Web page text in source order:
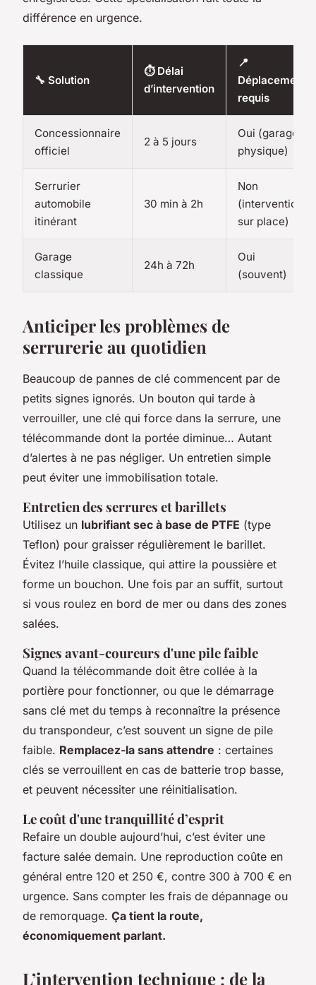
différence en urgence.
🔧 Solution
⏱️ Délai
d’intervention
📍
Déplacement
requis
Concessionnaire
officiel
2 à 5 jours
Oui (garage
physique)
Serrurier
automobile
itinérant
30 min à 2h
Non
(intervention
sur place)
Garage
classique
24h à 72h
Oui
(souvent)
Anticiper les problèmes de
serrurerie au quotidien
Beaucoup de pannes de clé commencent par de
petits signes ignorés. Un bouton qui tarde à
verrouiller, une clé qui force dans la serrure, une
télécommande dont la portée diminue… Autant
d’alertes à ne pas négliger. Un entretien simple
peut éviter une immobilisation totale.
Entretien des serrures et barillets
Utilisez un lubrifiant sec à base de PTFE (type
Teflon) pour graisser régulièrement le barillet.
Évitez l’huile classique, qui attire la poussière et
forme un bouchon. Une fois par an suffit, surtout
si vous roulez en bord de mer ou dans des zones
salées.
Signes avant-coureurs d'une pile faible
Quand la télécommande doit être collée à la
portière pour fonctionner, ou que le démarrage
sans clé met du temps à reconnaître la présence
du transpondeur, c’est souvent un signe de pile
faible. Remplacez-la sans attendre : certaines
clés se verrouillent en cas de batterie trop basse,
et peuvent nécessiter une réinitialisation.
Le coût d'une tranquillité d’esprit
Refaire un double aujourd’hui, c’est éviter une
facture salée demain. Une reproduction coûte en
général entre 120 et 250 €, contre 300 à 700 € en
urgence. Sans compter les frais de dépannage ou
de remorquage. Ça tient la route,
économiquement parlant.
L’intervention technique : de la